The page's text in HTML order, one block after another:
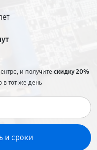
и получитескидку 20%
в тот же день